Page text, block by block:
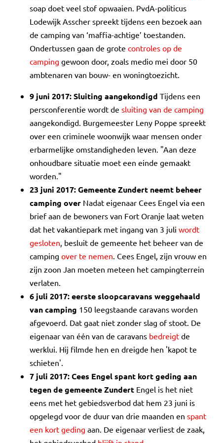
soap doet veel stof opwaaien. PvdA-politicus
Lodewijk Asscher spreekt tijdens een bezoek aan
de camping van ‘maffia-achtige’ toestanden.
Ondertussen gaan de grote controles op de
camping gewoon door, zoals medio mei door 50
ambtenaren van bouw- en woningtoezicht.
9 juni 2017: Sluiting aangekondigd Tijdens een
persconferentie wordt de sluiting van de camping
aangekondigd. Burgemeester Leny Poppe spreekt
over een criminele woonwijk waar mensen onder
erbarmelijke omstandigheden leven. "Aan deze
onhoudbare situatie moet een einde gemaakt
worden."
23 juni 2017: Gemeente Zundert neemt beheer
camping over Nadat eigenaar Cees Engel via een
brief aan de bewoners van Fort Oranje laat weten
dat het vakantiepark met ingang van 3 juli wordt
gesloten, besluit de gemeente het beheer van de
camping over te nemen. Cees Engel, zijn vrouw en
zijn zoon Jan moeten meteen het campingterrein
verlaten.
6 juli 2017: eerste sloopcaravans weggehaald
van camping 150 leegstaande caravans worden
afgevoerd. Dat gaat niet zonder slag of stoot. De
eigenaar van één van de caravans bedreigt de
werklui. Hij filmde hen en dreigde hen 'kapot te
schieten'.
7 juli 2017: Cees Engel spant kort geding aan
tegen de gemeente Zundert Engel is het niet
eens met het gebiedsverbod dat hem 23 juni is
opgelegd voor de duur van drie maanden en spant
een kort geding aan. De eigenaar verliest de zaak,